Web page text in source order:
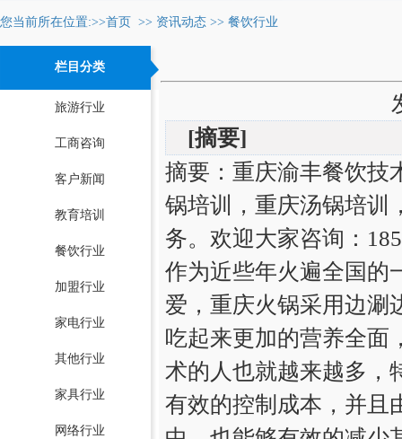
您当前所在位置:>>首页 >> 资讯动态 >> 餐饮行业
栏目分类
旅游行业
工商咨询
客户新闻
教育培训
餐饮行业
加盟行业
家电行业
其他行业
家具行业
网络行业
[摘要]
摘要：重庆渝丰餐饮技
锅培训，重庆汤锅培训
务。欢迎大家咨询：
作为近些年火遍全国的
爱，重庆火锅采用边涮
吃起来更加的营养全面
术的人也就越来越多，
有效的控制成本，并且